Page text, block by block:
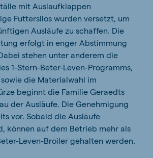
mit Auslaufklappen
Futtersilos wurden versetzt, um
Ausläufe zu schaffen. Die
erfolgt in enger Abstimmung
stehen unter anderem die
1-Stern-Beter-Leven-Programms,
die Materialwahl im
beginnt die Familie Geraedts
der Ausläufe. Die Genehmigung
vor. Sobald die Ausläufe
können auf dem Betrieb mehr als
Leven-Broiler gehalten werden.